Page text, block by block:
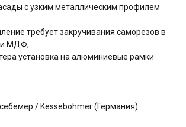
с узким металлическим профилем
требует закручивания саморезов в
МДФ,
установка на алюминиевые рамки
/ Kessebohmer (Германия)